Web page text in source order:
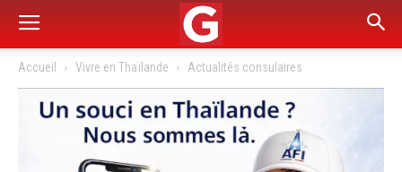
Accueil Vivre en Thaïlande Actualités consulaires